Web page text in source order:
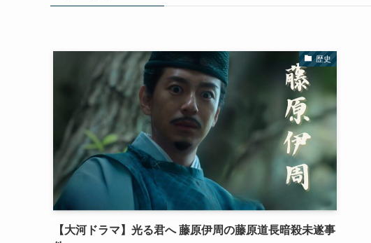
歴史
【大河ドラマ】光る君へ 藤原伊周の藤原道長暗殺未遂事